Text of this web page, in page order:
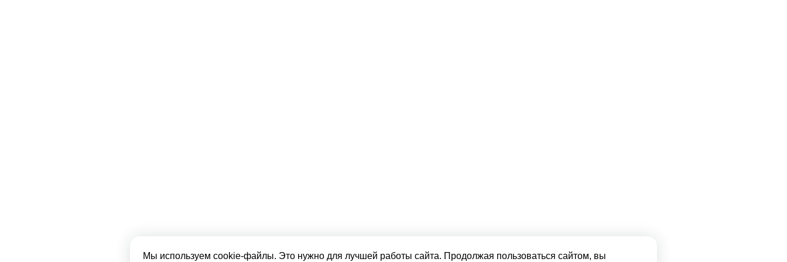
Мы используем cookie-файлы. Это нужно для лучшей работы сайта. Продолжая пользоваться сайтом, вы